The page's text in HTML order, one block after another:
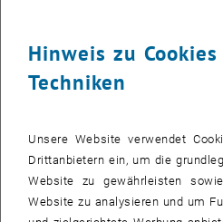
Schahram Dustdar (links),
Distributed Systems, mit Dilip
CEO von Pacific Controls
Schahram Dustdar (links), Leiter
Hinweis zu
Techniken
Unsere Website verwendet
Drittanbietern ein, um die
Website zu gewährleisten
Website zu analysieren und um